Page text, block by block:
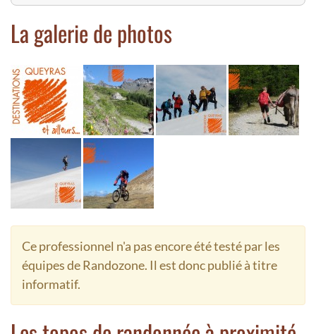
La galerie de photos
Ce professionnel n'a pas encore été testé par les
équipes de Randozone. Il est donc publié à titre
informatif.